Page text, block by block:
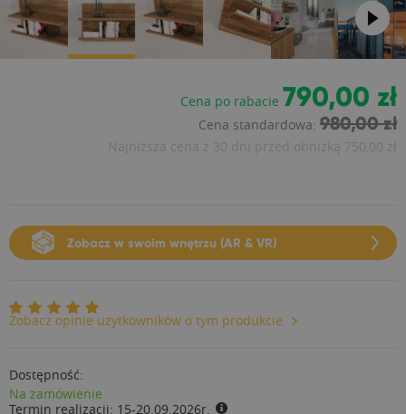
Cena po rabacie 790,00 zł
Cena standardowa: 980,00 zł
Najniższa cena z 30 dni przed obniżką 750,00 zł
Zobacz w swoim wnętrzu (AR & VR)
Zobacz opinie użytkowników o tym produkcie
Dostępność:
Na zamówienie
Termin realizacji: 15-20.09.2026r.